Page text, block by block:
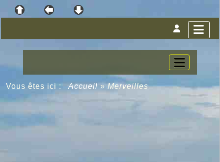
Vous êtes ici : Accueil »Merveilles